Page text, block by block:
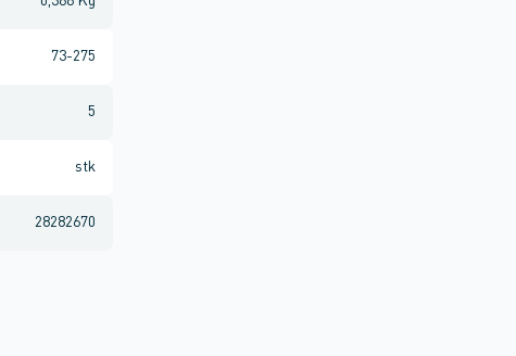
73-275
5
stk
28282670